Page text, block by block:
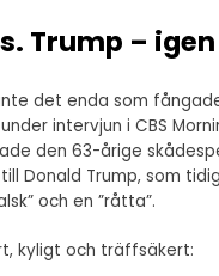
Trump – igen
det enda som
intervjun i CBS
den 63-årige
till Donald Trump, som
och en ”råtta”.
kyligt och träffsäkert: